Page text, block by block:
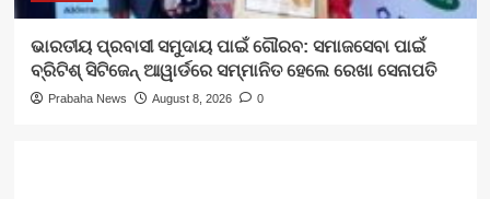
ଭାରତୀୟ ପ୍ରବାସୀ ସମୁଦାୟ ପାଇଁ ଗୌରବ: ସମାଜସେବା ପାଇଁ
ବ୍ରିଟିଶ୍ ସିଟିଜେନ୍ ଆୱାର୍ଡରେ ସମ୍ମାନିତ ହେଲେ ରେଖା ସେନାପତି
Prabaha News August 8, 2026 0